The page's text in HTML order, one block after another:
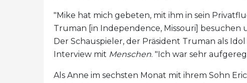
"Mike hat mich gebeten, mit ihm in sein
Truman [in Independence, Missouri] besuchen
Der Schauspieler, der Präsident Truman als
Interview mit Menschen. "Ich war sehr
Als Anne im sechsten Monat mit ihrem Sohn